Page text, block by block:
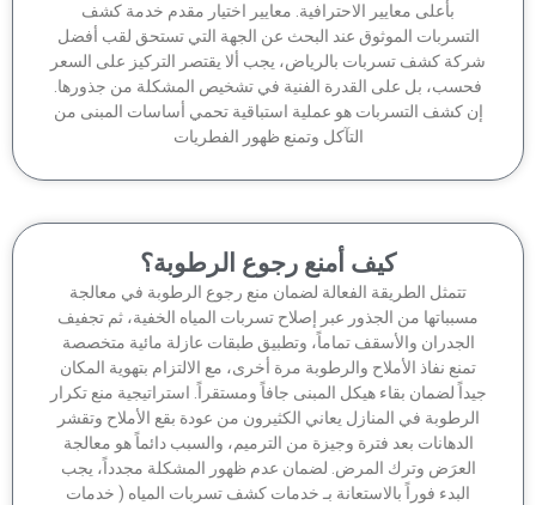
بأعلى معايير الاحترافية. معايير اختيار مقدم خدمة كشف
الموثوق عند البحث عن الجهة التي تستحق لقب أفضل
كشف تسربات بالرياض، يجب ألا يقتصر التركيز على السعر
بل على القدرة الفنية في تشخيص المشكلة من جذورها.
كشف التسربات هو عملية استباقية تحمي أساسات المبنى من
التآكل وتمنع ظهور الفطريات
كيف أمنع رجوع الرطوبة؟
تتمثل الطريقة الفعالة لضمان منع رجوع الرطوبة في معالجة
من الجذور عبر إصلاح تسربات المياه الخفية، ثم تجفيف
الجدران والأسقف تماماً، وتطبيق طبقات عازلة مائية متخصصة
تمنع نفاذ الأملاح والرطوبة مرة أخرى، مع الالتزام بتهوية المكان
لضمان بقاء هيكل المبنى جافاً ومستقراً. استراتيجية منع تكرار
في المنازل يعاني الكثيرون من عودة بقع الأملاح وتقشر
الدهانات بعد فترة وجيزة من الترميم، والسبب دائماً هو معالجة
العرَض وترك المرض. لضمان عدم ظهور المشكلة مجدداً، يجب
البدء فوراً بالاستعانة بـ خدمات كشف تسربات المياه ( خدمات